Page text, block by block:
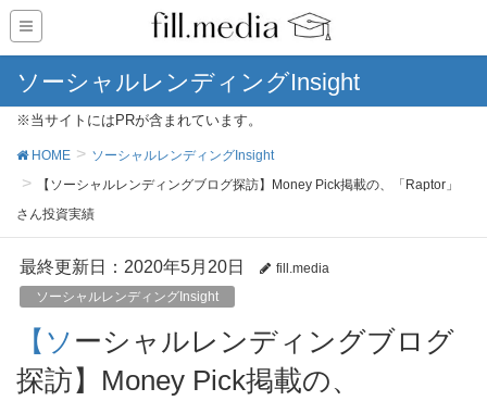
ソーシャルレンディングInsight
※当サイトにはPRが含まれています。
HOME
ソーシャルレンディングInsight
【ソーシャルレンディングブログ探訪】Money Pick掲載の、「Raptor」
さん投資実績
最終更新日：2020年5月20日
fill.media
ソーシャルレンディングInsight
【ソーシャルレンディングブログ
探訪】Money Pick掲載の、